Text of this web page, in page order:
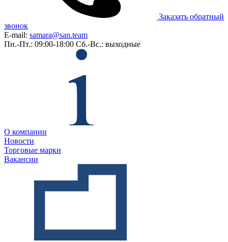
Заказать обратный
звонок
E-mail: samara@san.team
Пн.-Пт.: 09:00-18:00 Сб.-Вс.: выходные
О компании
Новости
Торговые марки
Вакансии